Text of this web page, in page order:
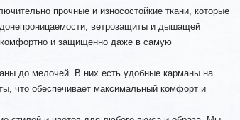
прочные и износостойкие ткани, которые
ветрозащиты и дышащей
комфортно и защищенно даже в самую
до мелочей. В них есть удобные карманы на
что обеспечивает максимальный комфорт и